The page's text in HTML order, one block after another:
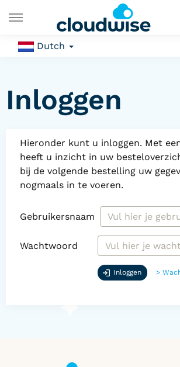
Dutch
Inloggen
Hieronder kunt u inloggen. Met
heeft u inzicht in uw
bij de volgende bestelling uw
nogmaals in te voeren.
Gebruikersnaam
Wachtwoord
Inloggen >